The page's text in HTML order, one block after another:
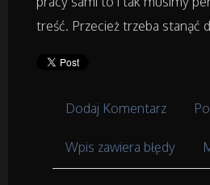
treść. Przecież trzeba stanąć
Dodaj Komentarz
Wpis zawiera błędy